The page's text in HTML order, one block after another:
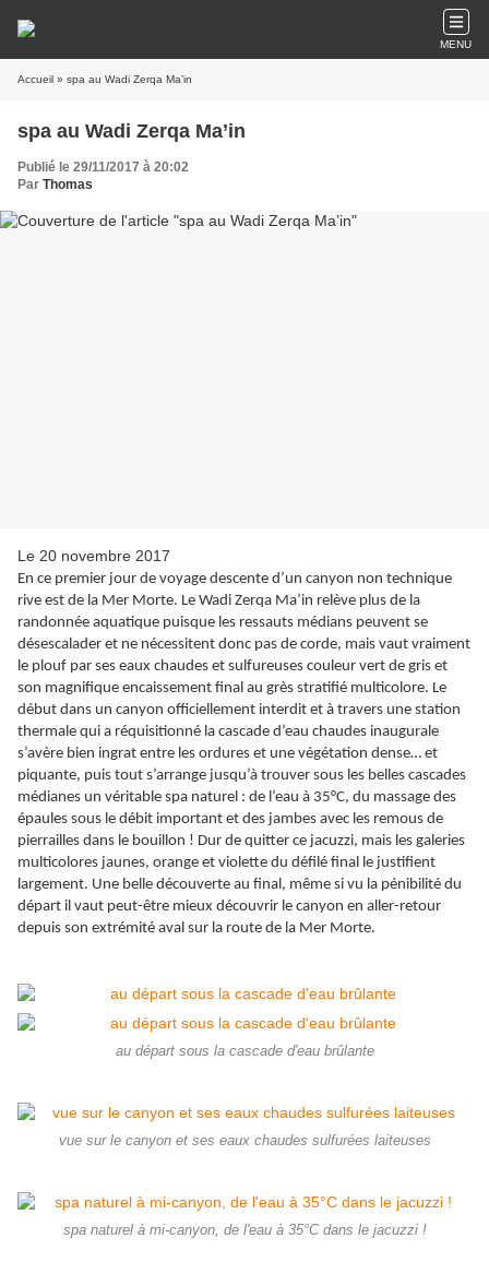
MENU
Accueil » spa au Wadi Zerqa Ma’in
spa au Wadi Zerqa Ma’in
Publié le 29/11/2017 à 20:02
Par Thomas
Le 20 novembre 2017
En ce premier jour de voyage descente d’un canyon non technique
rive est de la Mer Morte. Le Wadi Zerqa Ma’in relève plus de la
randonnée aquatique puisque les ressauts médians peuvent se
désescalader et ne nécessitent donc pas de corde, mais vaut vraiment
le plouf par ses eaux chaudes et sulfureuses couleur vert de gris et
son magnifique encaissement final au grès stratifié multicolore. Le
début dans un canyon officiellement interdit et à travers une station
thermale qui a réquisitionné la cascade d’eau chaudes inaugurale
s’avère bien ingrat entre les ordures et une végétation dense… et
piquante, puis tout s’arrange jusqu’à trouver sous les belles cascades
médianes un véritable spa naturel : de l’eau à 35°C, du massage des
épaules sous le débit important et des jambes avec les remous de
pierrailles dans le bouillon ! Dur de quitter ce jacuzzi, mais les galeries
multicolores jaunes, orange et violette du défilé final le justifient
largement. Une belle découverte au final, même si vu la pénibilité du
départ il vaut peut-être mieux découvrir le canyon en aller-retour
depuis son extrémité aval sur la route de la Mer Morte.
au départ sous la cascade d'eau brûlante
vue sur le canyon et ses eaux chaudes sulfurées laiteuses
spa naturel à mi-canyon, de l'eau à 35°C dans le jacuzzi !